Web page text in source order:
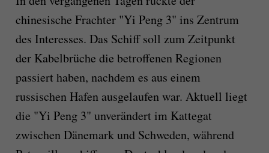
chinesische Frachter "Yi Peng 3" ins Zentrum
des Interesses. Das Schiff soll zum Zeitpunkt
der Kabelbrüche die betroffenen Regionen
passiert haben, nachdem es aus einem
russischen Hafen ausgelaufen war. Aktuell liegt
die "Yi Peng 3" unverändert im Kattegat
zwischen Dänemark und Schweden, während